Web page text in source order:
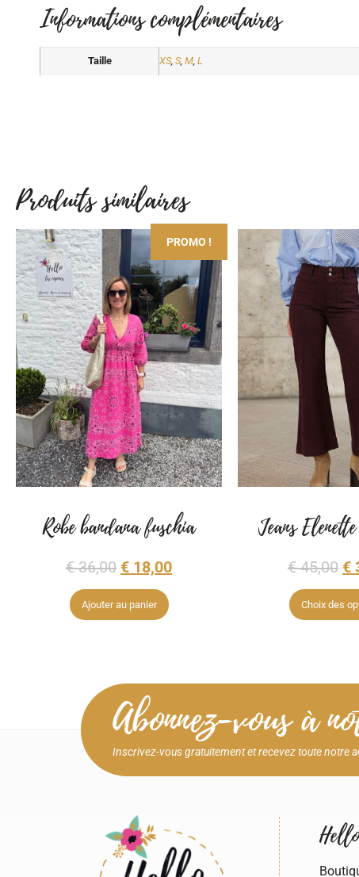
Informations complémentaires
Taille XS, S, M L
Produits similaires
PROMO !
Robe bandana fuschia
€36,00 € 18,00
Ajouter au panier
Jeans
€45,00 €
Choix des
Abonnez-vous à
Inscrivez-vous gratuitement et recevez toute notre
Merci pour votre
Julie, gérante Hello